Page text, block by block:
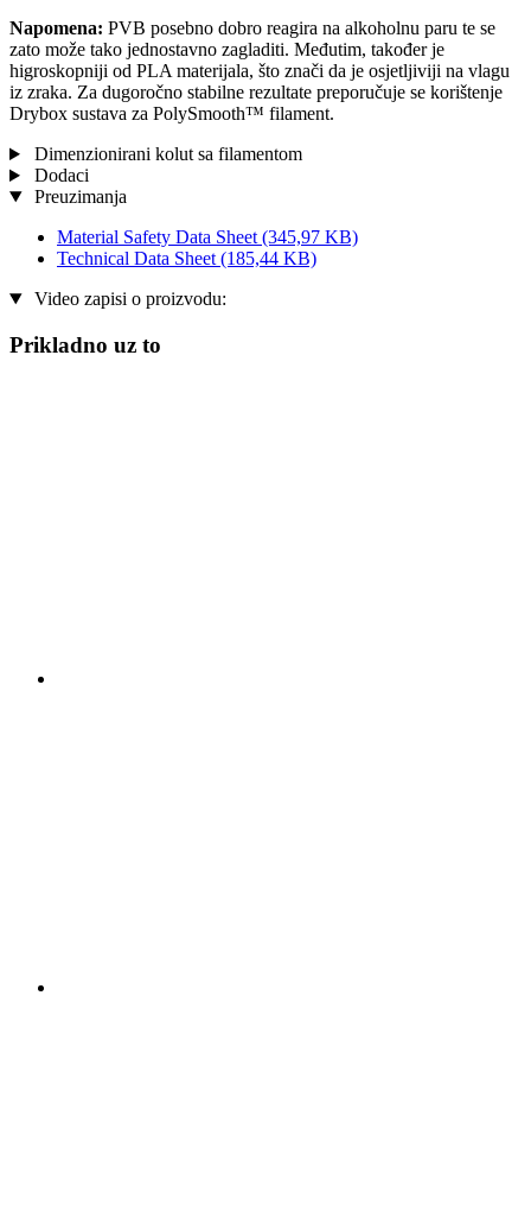
Napomena: PVB posebno dobro reagira na alkoholnu paru te se
zato može tako jednostavno zagladiti. Međutim, također je
higroskopniji od PLA materijala, što znači da je osjetljiviji na vlagu
iz zraka. Za dugoročno stabilne rezultate preporučuje se korištenje
Drybox sustava za PolySmooth™ filament.
Dimenzionirani kolut sa filamentom
Dodaci
Preuzimanja
Material Safety Data Sheet (345,97 KB)
Technical Data Sheet (185,44 KB)
Video zapisi o proizvodu:
Prikladno uz to